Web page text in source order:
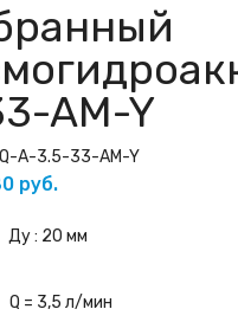
AM-Y
A-3.5-33-AM-Y
руб.
: 20 мм
= 3,5 л/мин